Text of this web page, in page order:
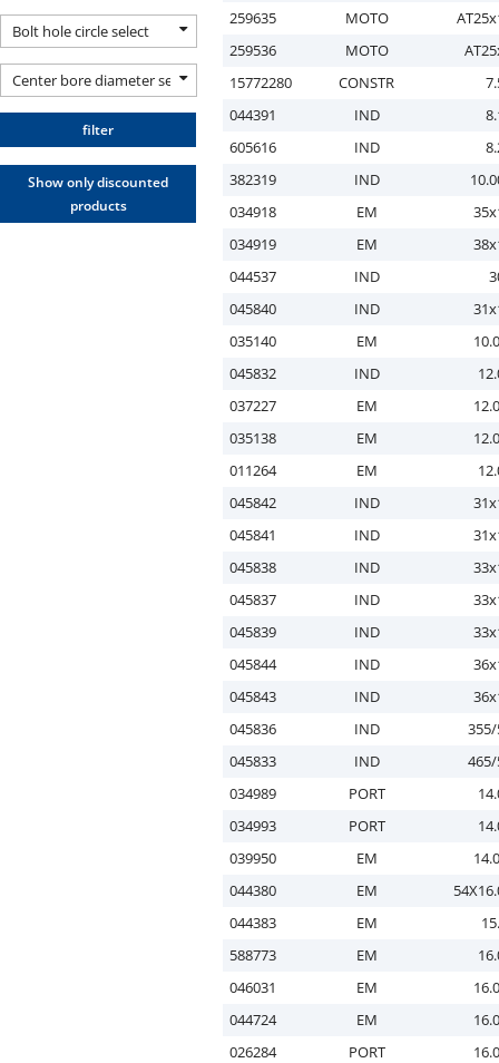
259635
MOTO
259536
MOTO
15772280
CONSTR
044391
IND
605616
IND
382319
IND
034918
EM
034919
EM
044537
IND
045840
IND
035140
EM
045832
IND
037227
EM
035138
EM
011264
EM
045842
IND
045841
IND
045838
IND
045837
IND
045839
IND
045844
IND
045843
IND
045836
IND
045833
IND
034989
PORT
034993
PORT
039950
EM
044380
EM
044383
EM
588773
EM
046031
EM
044724
EM
026284
PORT
Bolt hole circle select
Center bore diameter select
filter
Show only discounted
products